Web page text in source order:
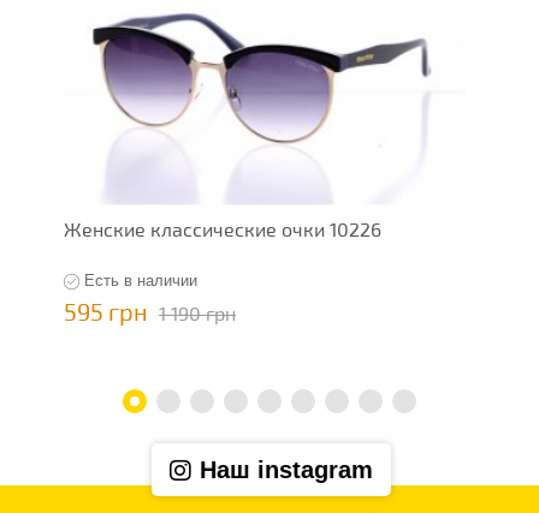
Женские классические очки 10226
Есть в наличии
595 грн 1 190 грн
Наш instagram